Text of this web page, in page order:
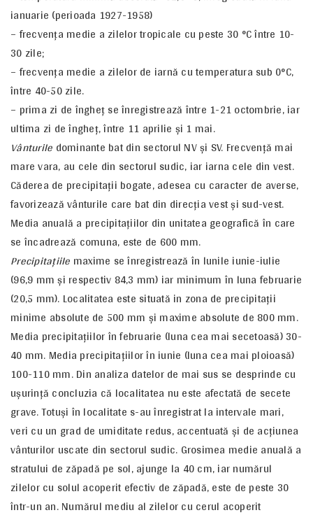
ianuarie (perioada 1927-1958)
– frecvenţa medie a zilelor tropicale cu peste 30 °C între 10-
30 zile;
– frecvenţa medie a zilelor de iarnă cu temperatura sub 0°C,
între 40-50 zile.
– prima zi de îngheţ se înregistrează între 1-21 octombrie, iar
ultima zi de îngheţ, între 11 aprilie şi 1 mai.
Vânturile dominante bat din sectorul NV şi SV. Frecvenţă mai
mare vara, au cele din sectorul sudic, iar iarna cele din vest.
Căderea de precipitaţii bogate, adesea cu caracter de averse,
favorizează vânturile care bat din direcţia vest şi sud-vest.
Media anuală a precipitaţiilor din unitatea geografică în care
se încadrează comuna, este de 600 mm.
Precipitaţiile maxime se înregistrează în lunile iunie-iulie
(96,9 mm şi respectiv 84,3 mm) iar minimum în luna februarie
(20,5 mm). Localitatea este situată in zona de precipitaţii
minime absolute de 500 mm şi maxime absolute de 800 mm.
Media precipitaţiilor în februarie (luna cea mai secetoasă) 30-
40 mm. Media precipitaţiilor în iunie (luna cea mai ploioasă)
100-110 mm. Din analiza datelor de mai sus se desprinde cu
uşurinţă concluzia că localitatea nu este afectată de secete
grave. Totuşi în localitate s-au înregistrat la intervale mari,
veri cu un grad de umiditate redus, accentuată şi de acţiunea
vânturilor uscate din sectorul sudic. Grosimea medie anuală a
stratului de zăpadă pe sol, ajunge la 40 cm, iar numărul
zilelor cu solul acoperit efectiv de zăpadă, este de peste 30
într-un an. Numărul mediu al zilelor cu cerul acoperit